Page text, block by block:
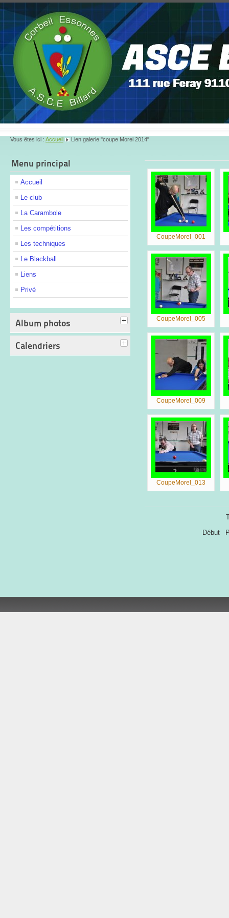
Vous êtes ici : Accueil Lien galerie "coupe Morel 2014"
Menu principal
Accueil
Le club
La Carambole
Les compétitions
Les techniques
Le Blackball
Liens
Privé
Album photos
Calendriers
CoupeMorel_001
CoupeMorel_005
CoupeMorel_009
CoupeMorel_013
Début